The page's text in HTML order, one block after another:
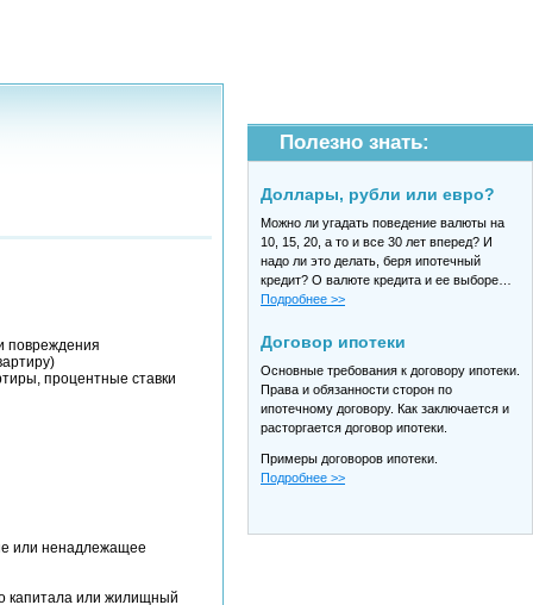
повреждения
процентные ставки
или ненадлежащее
капитала или жилищный
Полезно знать:
Доллары, рубли или евро?
Можно ли угадать поведение валюты на
10, 15, 20, а то и все 30 лет вперед? И
надо ли это делать, беря ипотечный
кредит? О валюте кредита и ее выборе…
Подробнее >>
Договор ипотеки
Основные требования к договору ипотеки.
Права и обязанности сторон по
ипотечному договору. Как заключается и
расторгается договор ипотеки.
Примеры договоров ипотеки.
Подробнее >>